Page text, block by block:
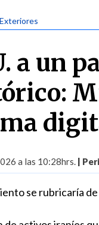
a un
a las 10:28hrs. |
se rubricaría